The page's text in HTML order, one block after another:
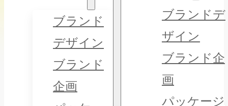
ブランド
デザイン
ブランド
企画
ブランドデ
ザイン
ブランド企
画
パッケージ